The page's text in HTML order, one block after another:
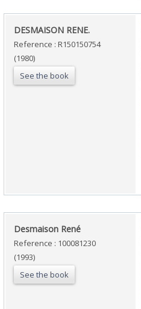
‎DESMAISON RENE.‎
Reference : R150150754
(1980)
See the book
‎Desmaison René‎
Reference : 100081230
(1993)
See the book